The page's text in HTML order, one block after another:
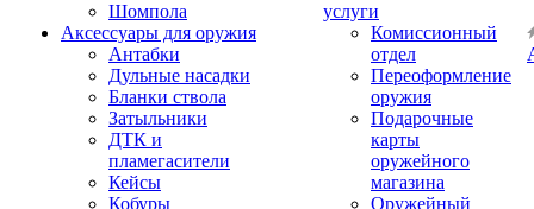
Шомпола
Аксессуары для оружия
Антабки
Дульные насадки
Бланки ствола
Затыльники
ДТК и
пламегасители
Кейсы
Кобуры
услуги
Комиссионный
отдел
Переоформление
оружия
Подарочные
карты
оружейного
магазина
Оружейный